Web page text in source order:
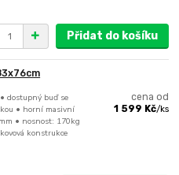
Přidat do košíku
dostupný buď se
• horní masivní
• nosnost: 170kg
konstrukce
cena od
1 599 Kč/ks